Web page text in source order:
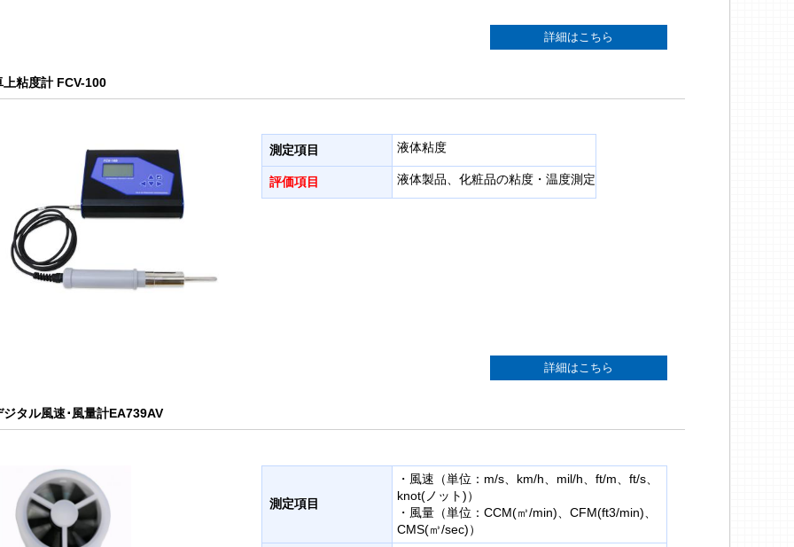
詳細はこちら
上粘度計 FCV-100
測定項目 液体粘度
評価項目 液体製品、化粧品の粘度・温度測定
詳細はこちら
ジタル風速･風量計EA739AV
測定項目
・風速（単位：m/s、km/h、mil/h、ft/m、ft/s、
knot(ノット)）
・風量（単位：CCM(㎥/min)、CFM(ft3/min)、
CMS(㎥/sec)）